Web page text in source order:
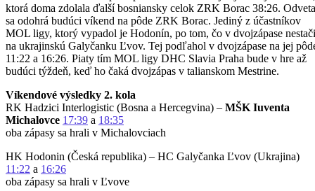
ktorá doma zdolala ďalší bosniansky celok ZRK Borac 38:26. Odveta
sa odohrá budúci víkend na pôde ZRK Borac. Jediný z účastníkov
MOL ligy, ktorý vypadol je Hodonín, po tom, čo v dvojzápase
na ukrajinskú Galyčanku Ľvov. Tej podľahol v dvojzápase na jej
11:22 a 16:26. Piaty tím MOL ligy DHC Slavia Praha bude v hre až
budúci týždeň, keď ho čaká dvojzápas v talianskom Mestrine.
Víkendové výsledky 2. kola
RK Hadzici Interlogistic (Bosna a Hercegvina) – MŠK Iuventa
Michalovce 17:39 a 18:35
oba zápasy sa hrali v Michalovciach
HK Hodonin (Česká republika) – HC Galyčanka Ľvov (Ukrajina)
11:22 a 16:26
oba zápasy sa hrali v Ľvove